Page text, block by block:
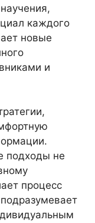
каждого
новые
и
подходы не
процесс